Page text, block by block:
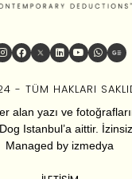
- TÜM HAKLARI
alan yazı ve
Istanbul’a aittir. İzinsiz
Managed by izmedya